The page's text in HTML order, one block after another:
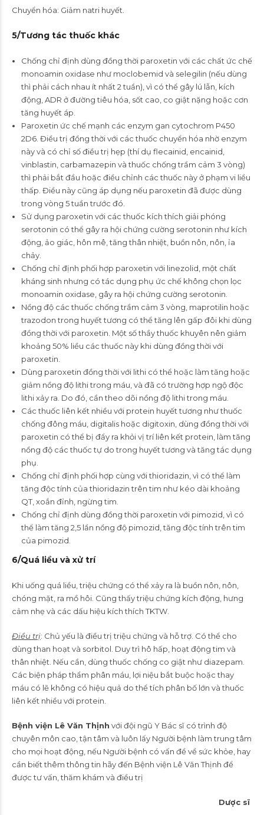
Chuyển hóa: Giảm natri huyết.
5/Tương tác thuốc khác
Chống chỉ định dùng đồng thời paroxetin với các chất ức chế
monoamin oxidase như moclobemid và selegilin (nếu dùng
thì phải cách nhau ít nhất 2 tuần), vì có thể gây lú lẫn, kích
động, ADR ở đường tiêu hóa, sốt cao, co giật nặng hoặc cơn
tăng huyết áp.
Paroxetin ức chế mạnh các enzym gan cytochrom P450
2D6. Điều trị đồng thời với các thuốc chuyển hóa nhờ enzym
này và có chỉ số điều trị hẹp (thí dụ flecainid, encainid,
vinblastin, carbamazepin và thuốc chống trầm cảm 3 vòng)
thì phải bắt đầu hoặc điều chỉnh các thuốc này ở phạm vi liều
thấp. Điều này cũng áp dụng nếu paroxetin đã được dùng
trong vòng 5 tuần trước đó.
Sử dụng paroxetin với các thuốc kích thích giải phóng
serotonin có thể gây ra hội chứng cường serotonin như kích
động, ảo giác, hôn mê, tăng thân nhiệt, buồn nôn, nôn, ỉa
chảy.
Chống chỉ định phối hợp paroxetin với linezolid, một chất
kháng sinh nhưng có tác dụng phụ ức chế không chọn lọc
monoamin oxidase, gây ra hội chứng cường serotonin.
Nồng độ các thuốc chống trầm cảm 3 vòng, maprotilin hoặc
trazodon trong huyết tương có thể tăng lên gấp đôi khi dùng
đồng thời với paroxetin. Một số thầy thuốc khuyên nên giảm
khoảng 50% liều các thuốc này khi dùng đồng thời với
paroxetin.
Dùng paroxetin đồng thời với lithi có thể hoặc làm tăng hoặc
giảm nồng độ lithi trong máu, và đã có trường hợp ngộ độc
lithi xảy ra. Do đó, cần theo dõi nồng độ lithi trong máu.
Các thuốc liên kết nhiều với protein huyết tương như thuốc
chống đông máu, digitalis hoặc digitoxin, dùng đồng thời với
paroxetin có thể bị đẩy ra khỏi vị trí liên kết protein, làm tăng
nồng độ các thuốc tự do trong huyết tương và tăng tác dụng
phụ.
Chống chỉ định phối hợp cùng với thioridazin, vì có thể làm
tăng độc tính của thioridazin trên tim như kéo dài khoảng
QT, xoắn đỉnh, ngừng tim.
Chống chỉ định dùng đồng thời paroxetin với pimozid, vì có
thể làm tăng 2,5 lần nồng độ pimozid, tăng độc tính trên tim
của pimozid.
6/Quá liều và xử trí
Khi uống quá liều, triệu chứng có thể xảy ra là buồn nôn, nôn,
chóng mặt, ra mồ hôi. Cũng thấy triệu chứng kích động, hưng
cảm nhẹ và các dấu hiệu kích thích TKTW.
Điều trị: Chủ yếu là điều trị triệu chứng và hỗ trợ. Có thể cho
dùng than hoạt và sorbitol. Duy trì hô hấp, hoạt động tim và
thân nhiệt. Nếu cần, dùng thuốc chống co giật như diazepam.
Các biện pháp thẩm phân máu, lợi niệu bắt buộc hoặc thay
máu có lẽ không có hiệu quả do thể tích phân bố lớn và thuốc
liên kết nhiều với protein.
Bệnh viện Lê Văn Thịnh với đội ngũ Y Bác sĩ có trình độ
chuyên môn cao, tận tâm và luôn lấy Người bệnh làm trung tâm
cho mọi hoạt động, nếu Người bệnh có vấn đề về sức khỏe, hay
cần biết thêm thông tin hãy đến Bệnh viện Lê Văn Thịnh để
được tư vấn, thăm khám và điều trị
Dược sĩ